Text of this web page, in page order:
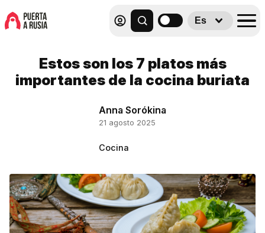
Es
Estos son los 7 platos más
importantes de la cocina buriata
Anna Sorókina
21 agosto 2025
Cocina